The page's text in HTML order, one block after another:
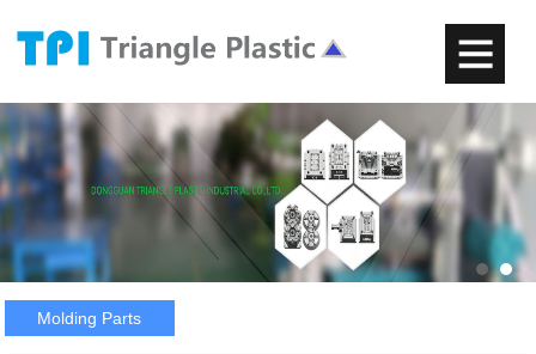
Molding Parts